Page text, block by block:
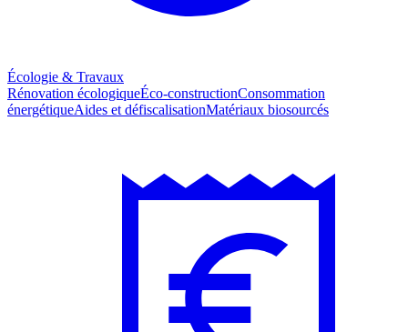
Écologie & Travaux
Rénovation écologiqueÉco-constructionConsommation
énergétiqueAides et défiscalisationMatériaux biosourcés